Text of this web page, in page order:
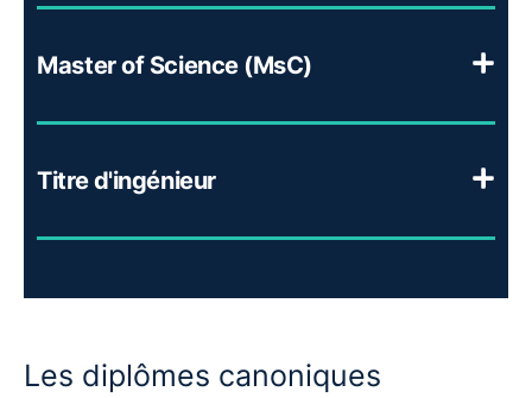
Master of Science (MsC)
Titre d'ingénieur
Les diplômes canoniques